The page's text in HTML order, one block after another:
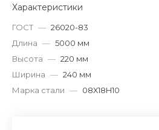
Характеристики
ГОСТ — 26020-83
Длина — 5000 мм
Высота — 220 мм
Ширина — 240 мм
Марка стали — 08Х18H10